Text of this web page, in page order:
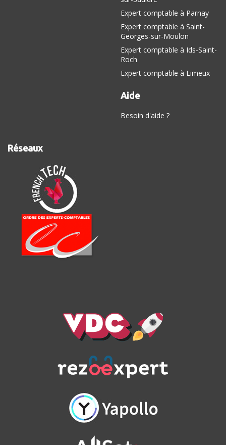
Expert comptable à Parnay
Expert comptable à Saint-
Georges-sur-Moulon
Expert comptable à Ids-Saint-
Roch
Expert comptable à Limeux
Aide
Besoin d'aide ?
Réseaux